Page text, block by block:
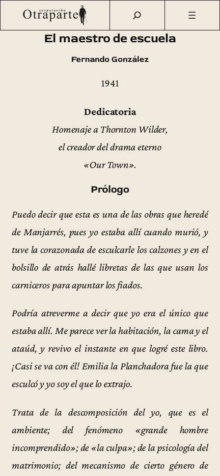
Saltar
Otraparte.org/Fernando González/
El maestro de escuela (1941)
El maestro de escuela
Fernando González
1941
Dedicatoria
Homenaje a Thornton Wilder,
el creador del drama eterno
«Our Town».
Prólogo
Puedo decir que esta es una de las obras que heredé
de Manjarrés, pues yo estaba allí cuando murió, y
tuve la corazonada de esculcarle los calzones y en el
bolsillo de atrás hallé libretas de las que usan los
carniceros para apuntar los fiados.
Podría atreverme a decir que yo era el único que
estaba allí. Me parece ver la habitación, la cama y el
ataúd, y revivo el instante en que logré este libro.
¡Casi se va con él! Emilia la Planchadora fue la que
esculcó y yo soy el que lo extrajo.
Trata de la descomposición del yo, que es el
ambiente; del fenómeno «grande hombre
incomprendido»; de «la culpa»; de la psicología del
matrimonio; del mecanismo de cierto género de